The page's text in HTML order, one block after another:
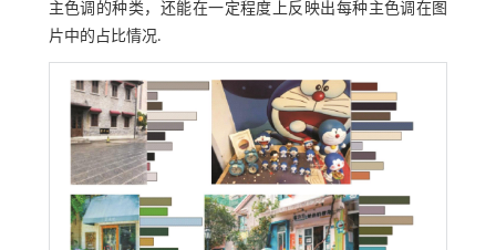
主色调的种类，还能在一定程度上反映出每种主色调在图
片中的占比情况.